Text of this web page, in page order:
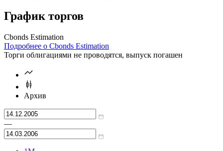
График торгов
Cbonds Estimation
Подробнее о Cbonds Estimation
Торги облигациями не проводятся, выпуск погашен
Архив
—